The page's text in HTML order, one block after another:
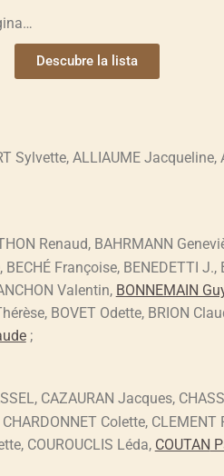
Descubre la lista
Sylvette, ALLIAUME
Renaud, BAHRMANN
Françoise, BENEDETTI
Valentin, BONNEMAIN
BOVET Odette, BRION
;
CAZAURAN Jacques,
Colette, CLEMENT
COUROUCLIS Léda, COUTAN